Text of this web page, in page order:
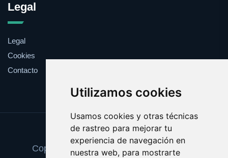
Utilizamos cookies
Usamos cookies y otras técnicas
de rastreo para mejorar tu
experiencia de navegación en
nuestra web, para mostrarte
Legal
Legal
Cookies
Contacto
Update cookies preferences
Copyright © 2025 decoracionvinilos.com